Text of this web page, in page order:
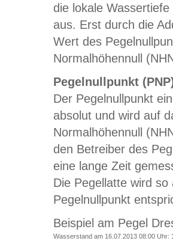
die lokale
aus. Erst durch die
Wert des
Normalhöhennull
Pegelnullpunkt
Der Pegelnullpunkt
absolut und wird auf
Normalhöhennull
den Betreiber des
eine lange Zeit
Die Pegellatte wird
Pegelnullpunkt
Beispiel am Pegel
Wasserstand am 16.07.2013 08:00 Uhr: